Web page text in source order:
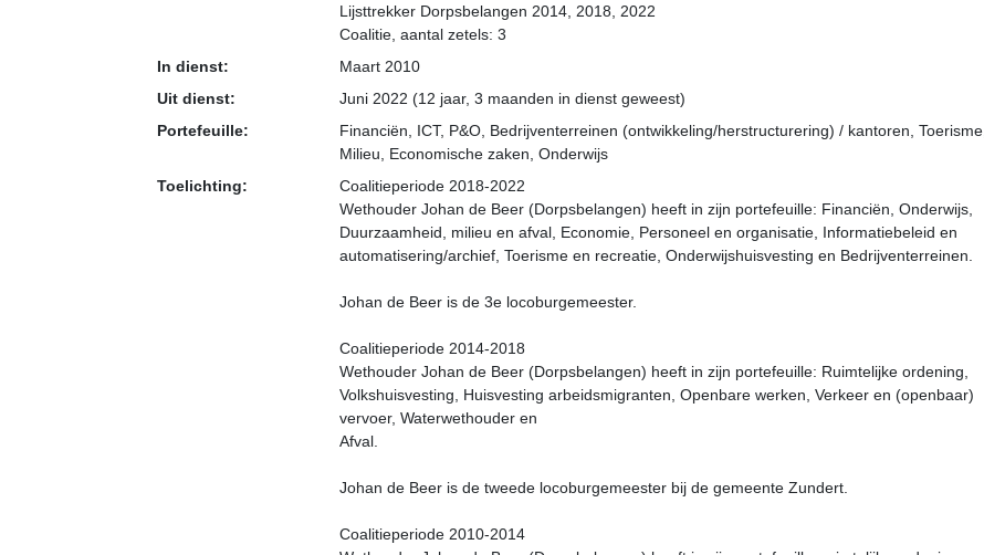
Lijsttrekker Dorpsbelangen 2014, 2018, 2022
Coalitie , aantal zetels: 3
In dienst:
Maart 2010
Uit dienst:
Juni 2022 (12 jaar, 3 maanden in dienst geweest)
Portefeuille:
Financiën, ICT, P&O, Bedrijventerreinen (ontwikkeling/herstructurering) / kantoren, Toerisme,
Milieu, Economische zaken, Onderwijs
Toelichting:
Coalitieperiode 2018-2022
Wethouder Johan de Beer (Dorpsbelangen) heeft in zijn portefeuille: Financiën, Onderwijs,
Duurzaamheid, milieu en afval, Economie, Personeel en organisatie, Informatiebeleid en
automatisering/archief, Toerisme en recreatie, Onderwijshuisvesting en Bedrijventerreinen.
Johan de Beer is de 3e locoburgemeester.
Coalitieperiode 2014-2018
Wethouder Johan de Beer (Dorpsbelangen) heeft in zijn portefeuille: Ruimtelijke ordening,
Volkshuisvesting, Huisvesting arbeidsmigranten, Openbare werken, Verkeer en (openbaar)
vervoer, Waterwethouder en
Afval.
Johan de Beer is de tweede locoburgemeester bij de gemeente Zundert.
Coalitieperiode 2010-2014